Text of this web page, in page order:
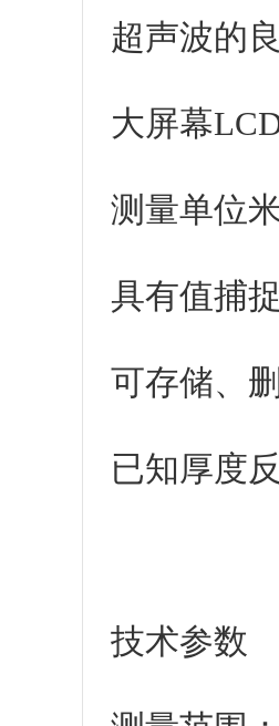
超声波的
大屏幕
测量单位
具有值捕
可存储、
已知厚度
技术参数